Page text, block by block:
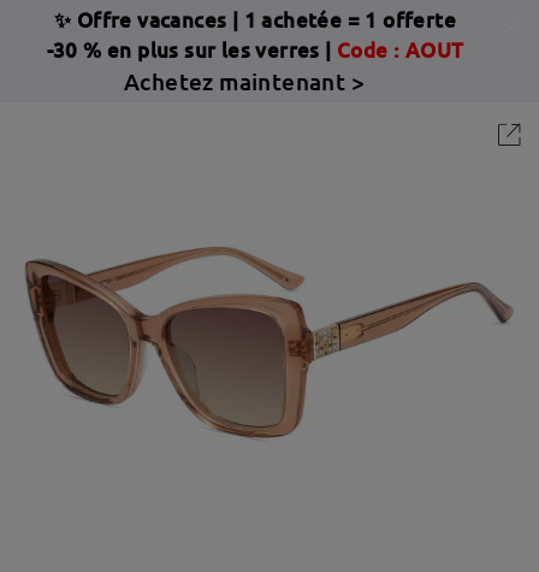
✨ Offre vacances | 1 achetée = 1 offerte
-30 % en plus sur les verres | Code : AOUT
Achetez maintenant >